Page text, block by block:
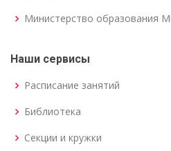
Министерство образования
Наши сервисы
Расписание занятий
Библиотека
Секции и кружки